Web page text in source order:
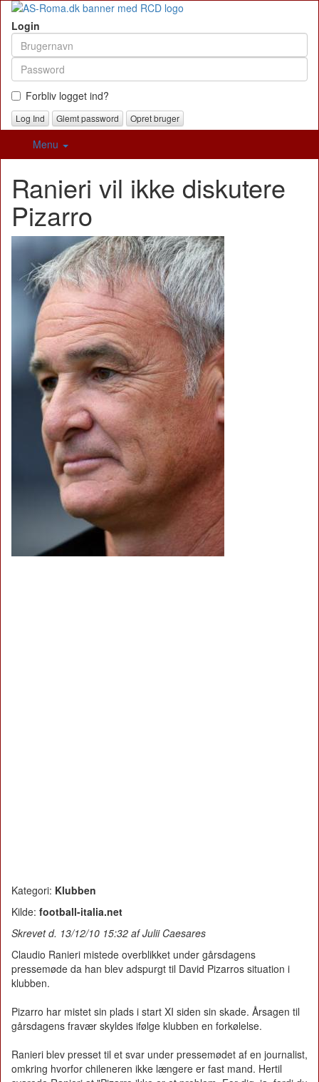
Login
Forbliv logget ind?
Glemt password Opret bruger
Menu
Ranieri vil ikke diskutere
Pizarro
Kategori: Klubben
Kilde: football-italia.net
Skrevet d. 13/12/10 15:32 af Julii Caesares
Claudio Ranieri mistede overblikket under gårsdagens
pressemøde da han blev adspurgt til David Pizarros situation i
klubben.
Pizarro har mistet sin plads i start XI siden sin skade. Årsagen til
gårsdagens fravær skyldes ifølge klubben en forkølelse.
Ranieri blev presset til et svar under pressemødet af en journalist,
omkring hvorfor chileneren ikke længere er fast mand. Hertil